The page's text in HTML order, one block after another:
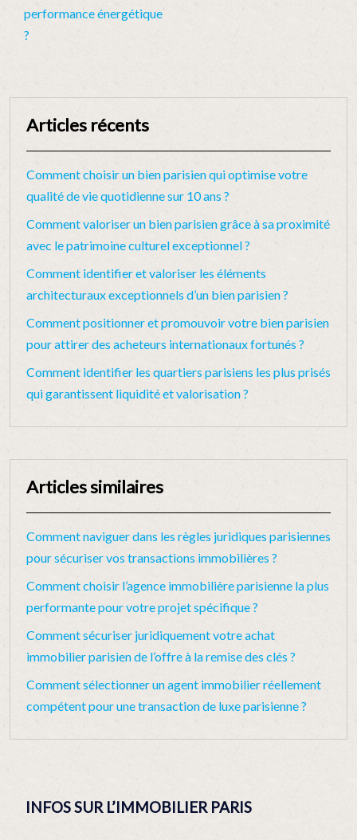
performance énergétique
?
Articles récents
Comment choisir un bien parisien qui optimise votre
qualité de vie quotidienne sur 10 ans ?
Comment valoriser un bien parisien grâce à sa proximité
avec le patrimoine culturel exceptionnel ?
Comment identifier et valoriser les éléments
architecturaux exceptionnels d’un bien parisien ?
Comment positionner et promouvoir votre bien parisien
pour attirer des acheteurs internationaux fortunés ?
Comment identifier les quartiers parisiens les plus prisés
qui garantissent liquidité et valorisation ?
Articles similaires
Comment naviguer dans les règles juridiques parisiennes
pour sécuriser vos transactions immobilières ?
Comment choisir l’agence immobilière parisienne la plus
performante pour votre projet spécifique ?
Comment sécuriser juridiquement votre achat
immobilier parisien de l’offre à la remise des clés ?
Comment sélectionner un agent immobilier réellement
compétent pour une transaction de luxe parisienne ?
INFOS SUR L’IMMOBILIER PARIS